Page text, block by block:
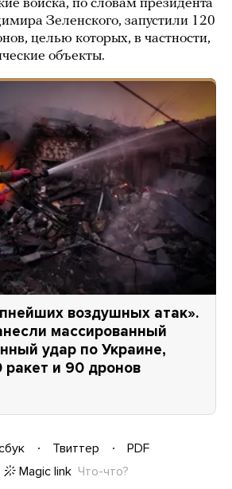
войска, по словам президента
Зеленского, запустили 120
целью которых, в частности,
объекты.
воздушных атак».
массированный
удар по Украине,
ракет и 90 дронов
Твиттер
PDF
Magic link Что-что?